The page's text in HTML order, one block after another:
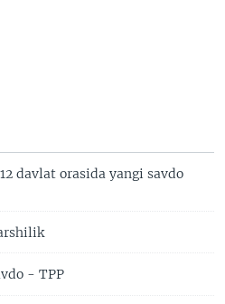
davlat orasida yangi savdo
- TPP